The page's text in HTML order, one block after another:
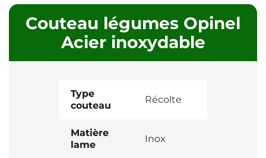
Couteau légumes Opinel
Acier inoxydable
Type
couteau
Récolte
Matière
lame
Inox